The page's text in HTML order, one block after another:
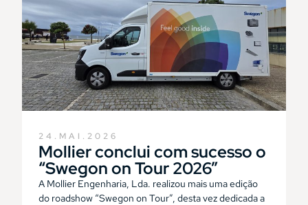
24.MAI.2026
Mollier conclui com sucesso o
“Swegon on Tour 2026”
A Mollier Engenharia, Lda. realizou mais uma edição
do roadshow “Swegon on Tour”, desta vez dedicada a